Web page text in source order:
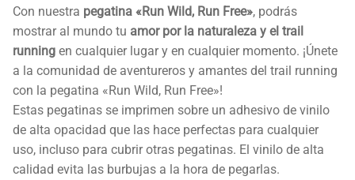
Con nuestra pegatina «Run Wild, Run Free», podrás
mostrar al mundo tu amor por la naturaleza y el trail
running en cualquier lugar y en cualquier momento. ¡Únete
a la comunidad de aventureros y amantes del trail running
con la pegatina «Run Wild, Run Free»!
Estas pegatinas se imprimen sobre un adhesivo de vinilo
de alta opacidad que las hace perfectas para cualquier
uso, incluso para cubrir otras pegatinas. El vinilo de alta
calidad evita las burbujas a la hora de pegarlas.